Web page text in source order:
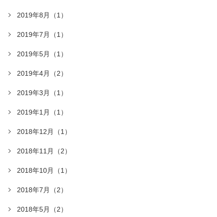
2019年8月（1）
2019年7月（1）
2019年5月（1）
2019年4月（2）
2019年3月（1）
2019年1月（1）
2018年12月（1）
2018年11月（2）
2018年10月（1）
2018年7月（2）
2018年5月（2）